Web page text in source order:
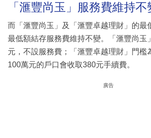
「滙豐尚玉」服務費維持不
而「滙豐尚玉」及「滙豐卓越理財」的最
最低額結存服務費維持不變。「滙豐尚玉
元，不設服務費；「滙豐卓越理財」門檻
100萬元的戶口會收取380元手續費。
廣告